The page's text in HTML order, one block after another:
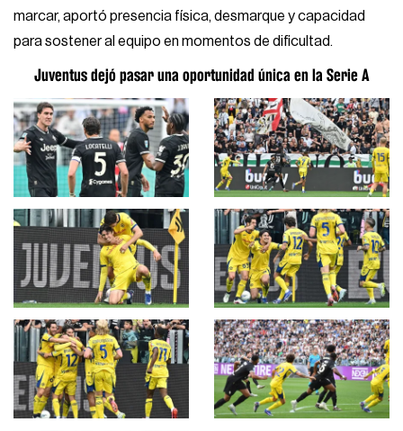
marcar, aportó presencia física, desmarque y capacidad
para sostener al equipo en momentos de dificultad.
Juventus dejó pasar una oportunidad única en la Serie A